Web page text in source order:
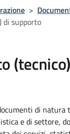
>
di supporto
di natura
e di settore,